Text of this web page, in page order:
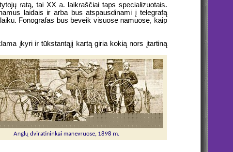
ratą, tai XX a. laikraščiai taps specializuotais.
laidais ir arba bus atspausdinami į telegrafą
Fonografas bus beveik visuose namuose, kaip
įkyri ir tūkstantąjį kartą giria kokią nors įtartiną
Anglų dviratininkai manevruose, 1898 m.